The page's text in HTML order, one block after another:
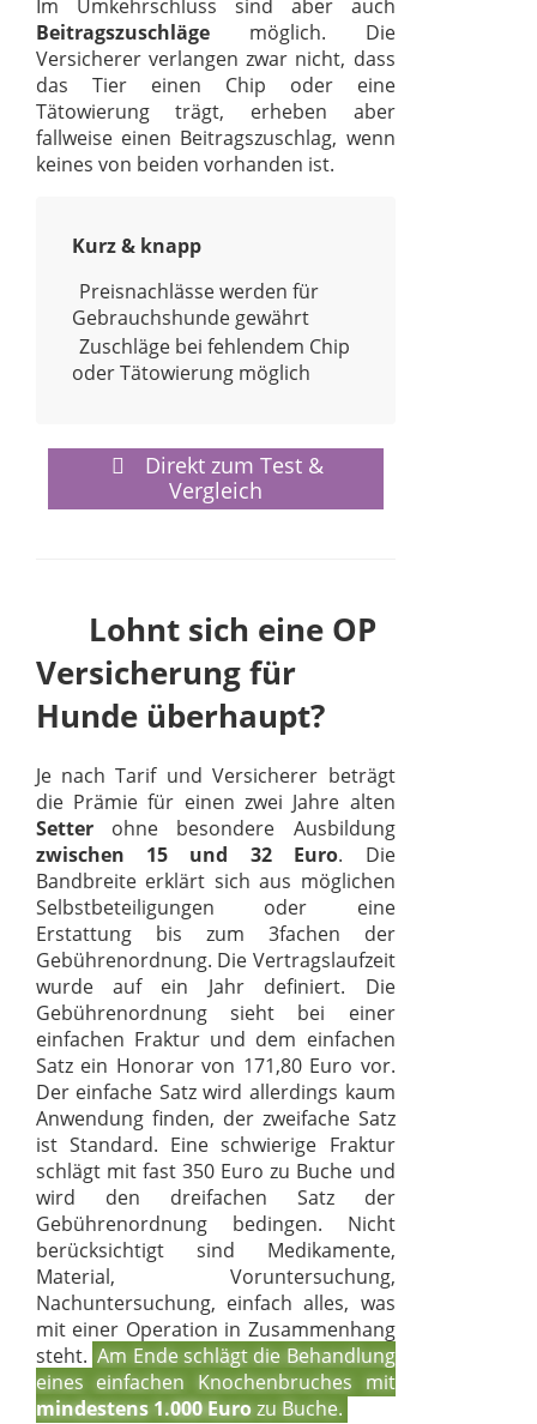
Im Umkehrschluss sind aber auch
Beitragszuschlägemöglich. Die
Versicherer verlangen zwar nicht, dass
das Tier einen Chip oder eine
Tätowierung trägt, erheben aber
fallweise einen Beitragszuschlag, wenn
keines von beiden vorhanden ist.
Kurz & knapp
Preisnachlässe werden für
Gebrauchshunde gewährt
Zuschläge bei fehlendem Chip
oder Tätowierung möglich
Direkt zum Test &
Vergleich
Lohnt sich eine OP
Versicherung für
Hunde überhaupt?
Je nach Tarif und Versicherer beträgt
die Prämie für einen zwei Jahre alten
Setterohne besondere Ausbildung
zwischen 15 und 32 Euro. Die
Bandbreite erklärt sich aus möglichen
Selbstbeteiligungen oder eine
Erstattung bis zum 3fachen der
Gebührenordnung. Die Vertragslaufzeit
wurde auf ein Jahr definiert. Die
Gebührenordnung sieht bei einer
einfachen Fraktur und dem einfachen
Satz ein Honorar von 171,80 Euro vor.
Der einfache Satz wird allerdings kaum
Anwendung finden, der zweifache Satz
ist Standard. Eine schwierige Fraktur
schlägt mit fast 350 Euro zu Buche und
wird den dreifachen Satz der
Gebührenordnung bedingen. Nicht
berücksichtigt sind Medikamente,
Material, Voruntersuchung,
Nachuntersuchung, einfach alles, was
mit einer Operation in Zusammenhang
steht. Am Ende schlägt die Behandlung
eines einfachen Knochenbruches mit
mindestens 1.000 Eurozu Buche.